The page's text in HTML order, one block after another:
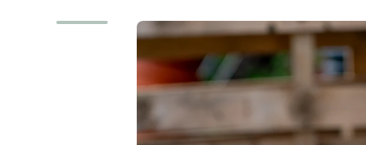
Passa alle informazioni sul prodotto